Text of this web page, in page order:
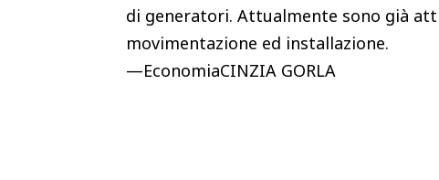
di generatori. Attualmente sono già
movimentazione ed installazione.
—EconomiaCINZIA GORLA